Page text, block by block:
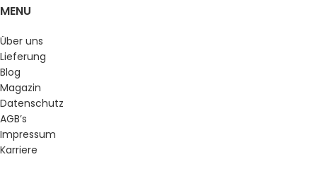
MENU
Über uns
Lieferung
Blog
Magazin
Datenschutz
AGB’s
Impressum
Karriere